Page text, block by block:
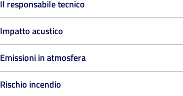
Il responsabile tecnico
Impatto acustico
Emissioni in atmosfera
Rischio incendio